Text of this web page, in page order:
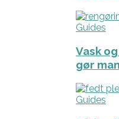
Guides
Vask
gør
Guides